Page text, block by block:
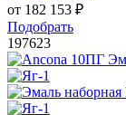
от 182 153 ₽
Подобрать
197623